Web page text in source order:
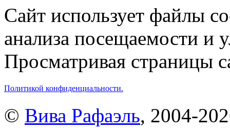
Сайт использует файлы
анализа посещаемости и
Просматривая страницы
Политикой конфиденциальности.
© Вива Рафаэль, 2004-